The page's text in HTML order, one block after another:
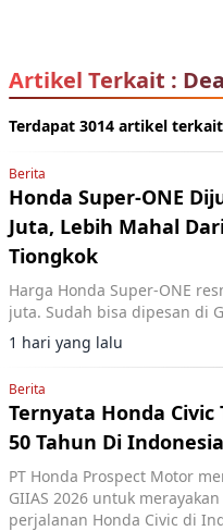
Artikel Terkait :
Terdapat 3014 artikel terkait
Berita
Honda Super-ONE
Juta, Lebih Mahal
Tiongkok
Harga Honda Super-ONE
juta. Sudah bisa dipesan di
1 hari yang lalu
Berita
Ternyata Honda Civic
50 Tahun Di Indonesia
PT Honda Prospect Motor
GIIAS 2026 untuk
perjalanan Honda Civic di